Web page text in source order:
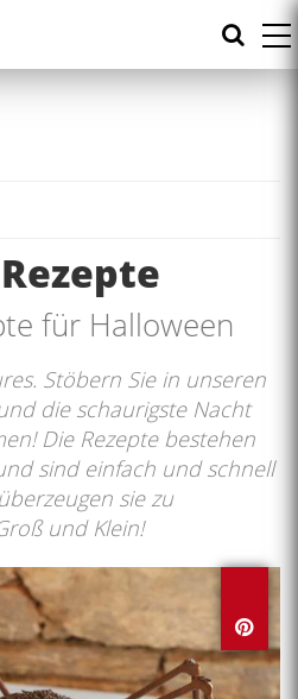
für Halloween
Stöbern Sie in unseren
die schaurigste Nacht
Die Rezepte bestehen
sind einfach und schnell
sie zu
und Klein!